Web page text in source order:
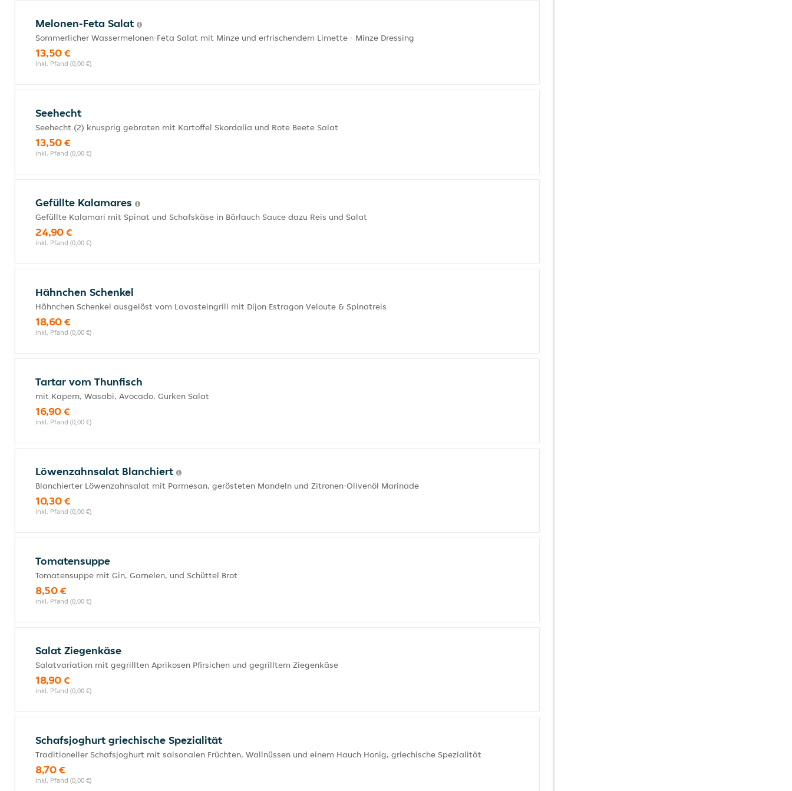
Melonen-Feta Salat
Sommerlicher Wassermelonen-Feta Salat mit Minze und erfrischendem Limette - Minze Dressing
13,50 €
inkl. Pfand (0,00 €)
Seehecht
Seehecht (2) knusprig gebraten mit Kartoffel Skordalia und Rote Beete Salat
13,50 €
inkl. Pfand (0,00 €)
Gefüllte Kalamares
Gefüllte Kalamari mit Spinat und Schafskäse in Bärlauch Sauce dazu Reis und Salat
24,90 €
inkl. Pfand (0,00 €)
Hähnchen Schenkel
Hähnchen Schenkel ausgelöst vom Lavasteingrill mit Dijon Estragon Veloute & Spinatreis
18,60 €
inkl. Pfand (0,00 €)
Tartar vom Thunfisch
mit Kapern, Wasabi, Avocado, Gurken Salat
16,90 €
inkl. Pfand (0,00 €)
Löwenzahnsalat Blanchiert
Blanchierter Löwenzahnsalat mit Parmesan, gerösteten Mandeln und Zitronen-Olivenöl Marinade
10,30 €
inkl. Pfand (0,00 €)
Tomatensuppe
Tomatensuppe mit Gin, Garnelen, und Schüttel Brot
8,50 €
inkl. Pfand (0,00 €)
Salat Ziegenkäse
Salatvariation mit gegrillten Aprikosen Pfirsichen und gegrilltem Ziegenkäse
18,90 €
inkl. Pfand (0,00 €)
Schafsjoghurt griechische Spezialität
Traditioneller Schafsjoghurt mit saisonalen Früchten, Wallnüssen und einem Hauch Honig, griechische Spezialität
8,70 €
inkl. Pfand (0,00 €)